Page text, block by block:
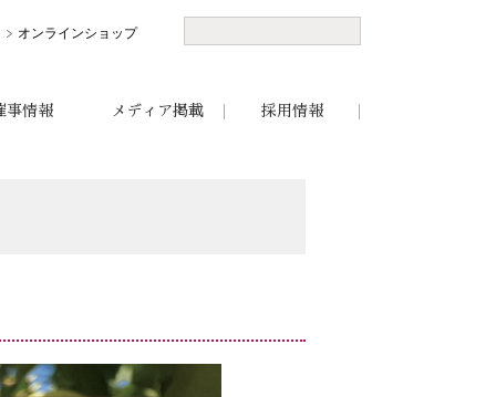
オンラインショップ
事情報 メディア掲載 採用情報